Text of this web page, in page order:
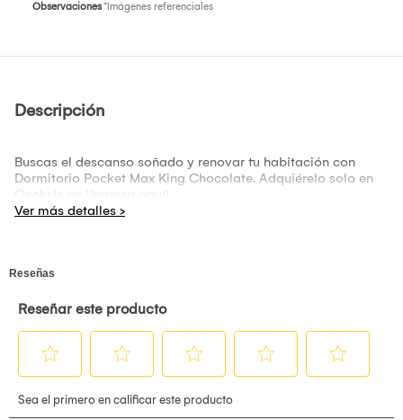
Observaciones*Imágenes referenciales
Descripción
Buscas el descanso soñado y renovar tu habitación con
Dormitorio Pocket Max King Chocolate. Adquiérelo solo en
Oechsle.pe ¡Ingresa aquí!